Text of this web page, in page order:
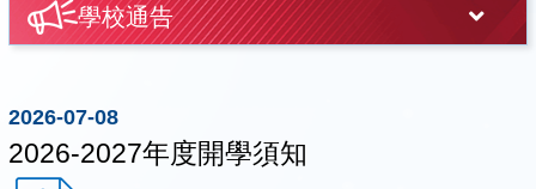
學校通告
2026-07-08
2026-2027年度開學須知